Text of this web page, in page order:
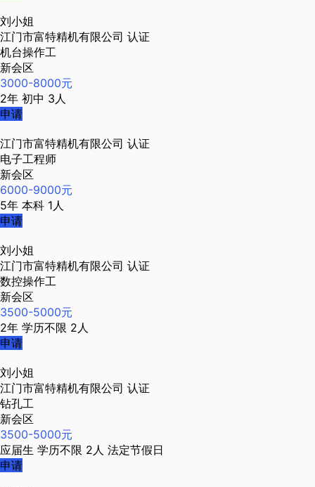
刘小姐
江门市富特精机有限公司 认证
机台操作工
新会区
3000-8000元
2年 初中 3人
申请
江门市富特精机有限公司 认证
电子工程师
新会区
6000-9000元
5年 本科 1人
申请
刘小姐
江门市富特精机有限公司 认证
数控操作工
新会区
3500-5000元
2年 学历不限 2人
申请
刘小姐
江门市富特精机有限公司 认证
钻孔工
新会区
3500-5000元
应届生 学历不限 2人 法定节假日
申请